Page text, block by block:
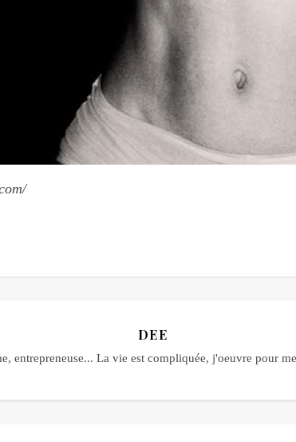
DEE
entrepreneuse... La vie est compliquée, j'oeuvre pour